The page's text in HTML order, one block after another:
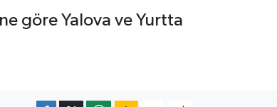
göre Yalova ve Yurtta